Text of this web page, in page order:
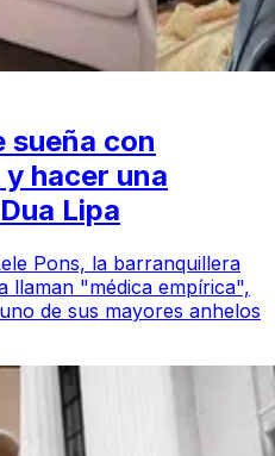
sueña con
hacer una
Lipa
Pons, la barranquillera
llaman "médica empírica",
de sus mayores anhelos